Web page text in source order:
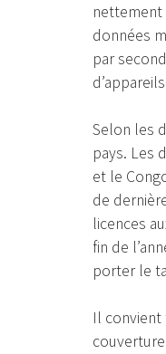
nettement
données
par
Selon les
pays. Les
et le
de
licences
fin de
porter le
Il